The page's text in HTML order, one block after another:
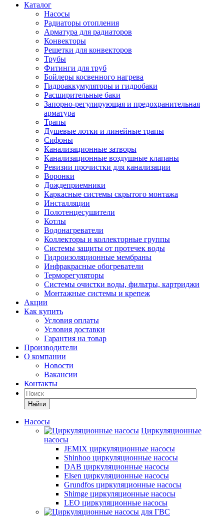
Каталог
Насосы
Радиаторы отопления
Арматура для радиаторов
Конвекторы
Решетки для конвекторов
Трубы
Фитинги для труб
Бойлеры косвенного нагрева
Гидроаккумуляторы и гидробаки
Расширительные баки
Запорно-регулирующая и предохранительная
арматура
Трапы
Душевые лотки и линейные трапы
Сифоны
Канализационные затворы
Канализационные воздушные клапаны
Ревизии прочистки для канализации
Воронки
Дождеприемники
Каркасные системы скрытого монтажа
Инсталляции
Полотенцесушители
Котлы
Водонагреватели
Коллекторы и коллекторные группы
Системы защиты от протечек воды
Гидроизоляционные мембраны
Инфракрасные обогреватели
Терморегуляторы
Системы очистки воды, фильтры, картриджи
Монтажные системы и крепеж
Акции
Как купить
Условия оплаты
Условия доставки
Гарантия на товар
Производители
О компании
Новости
Вакансии
Контакты
Найти
Насосы
Циркуляционные
насосы
JEMIX циркуляционные насосы
Shinhoo циркуляционные насосы
DAB циркуляционные насосы
Elsen циркуляционные насосы
Grundfos циркуляционные насосы
Shimge циркуляционные насосы
LEO циркуляционные насосы